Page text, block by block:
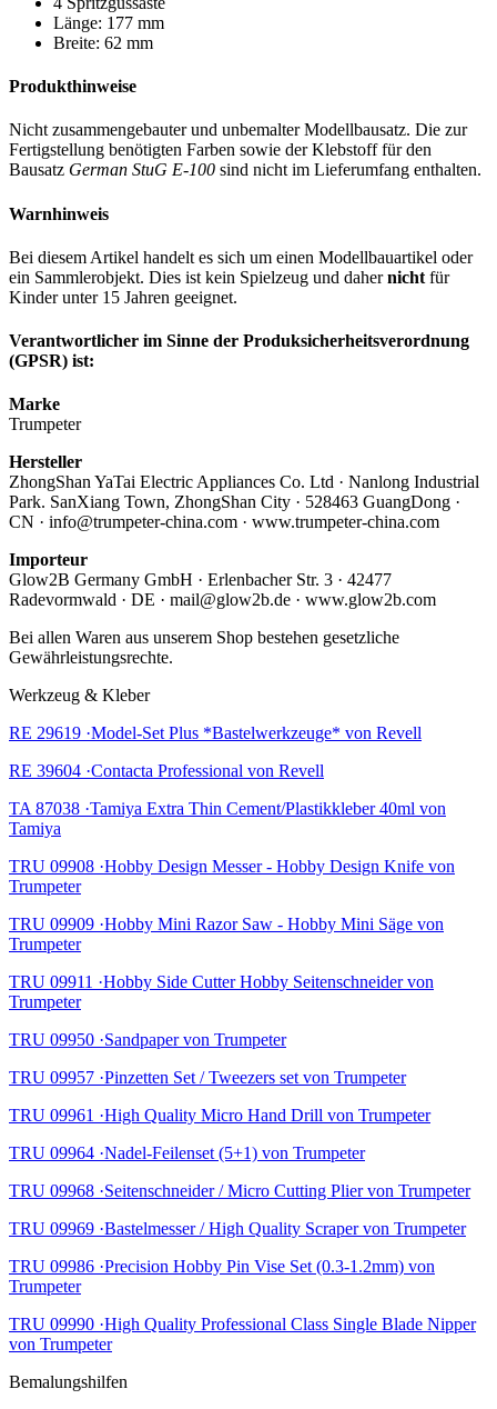
Länge: 177 mm
Breite: 62 mm
Produkthinweise
Nicht zusammengebauter und unbemalter Modellbausatz. Die zur
Fertigstellung benötigten Farben sowie der Klebstoff für den
Bausatz German StuG E-100 sind nicht im Lieferumfang enthalten.
Warnhinweis
Bei diesem Artikel handelt es sich um einen Modellbauartikel oder
ein Sammlerobjekt. Dies ist kein Spielzeug und dahernicht für
Kinder unter 15 Jahren geeignet.
Verantwortlicher im Sinne der Produksicherheitsverordnung
(GPSR) ist:
Marke
Trumpeter
Hersteller
ZhongShan YaTai Electric Appliances Co. Ltd · Nanlong Industrial
Park. SanXiang Town, ZhongShan City · 528463 GuangDong ·
CN · info@trumpeter-china.com · www.trumpeter-china.com
Importeur
Glow2B Germany GmbH · Erlenbacher Str. 3 · 42477
Radevormwald · DE · mail@glow2b.de · www.glow2b.com
Bei allen Waren aus unserem Shop bestehen gesetzliche
Gewährleistungsrechte.
Werkzeug & Kleber
RE 29619 ·Model-Set Plus *Bastelwerkzeuge* von Revell
RE 39604 ·Contacta Professional von Revell
TA 87038 ·Tamiya Extra Thin Cement/Plastikkleber 40ml von
Tamiya
TRU 09908 ·Hobby Design Messer - Hobby Design Knife von
Trumpeter
TRU 09909 ·Hobby Mini Razor Saw - Hobby Mini Säge von
Trumpeter
TRU 09911 ·Hobby Side Cutter Hobby Seitenschneider von
Trumpeter
TRU 09950 ·Sandpaper von Trumpeter
TRU 09957 ·Pinzetten Set / Tweezers set von Trumpeter
TRU 09961 ·High Quality Micro Hand Drill von Trumpeter
TRU 09964 ·Nadel-Feilenset (5+1) von Trumpeter
TRU 09968 ·Seitenschneider / Micro Cutting Plier von Trumpeter
TRU 09969 ·Bastelmesser / High Quality Scraper von Trumpeter
TRU 09986 ·Precision Hobby Pin Vise Set (0.3-1.2mm) von
Trumpeter
TRU 09990 ·High Quality Professional Class Single Blade Nipper
von Trumpeter
Bemalungshilfen